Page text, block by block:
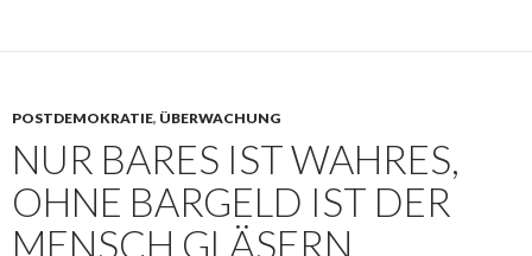
POSTDEMOKRATIE, ÜBERWACHUNG
NUR BARES IST WAHRES,
OHNE BARGELD IST DER
MENSCH GLÄSERN